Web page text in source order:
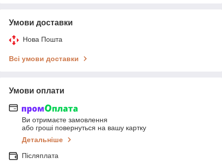
Умови доставки
Нова Пошта
Всі умови доставки
Умови оплати
Ви отримаєте замовлення
або гроші повернуться на вашу картку
Детальніше
Післяплата